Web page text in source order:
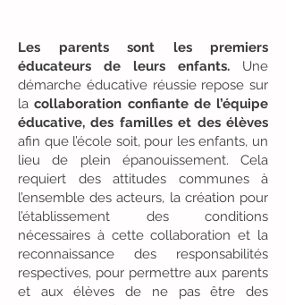
Les parents sont les premiers
éducateurs de leurs enfants. Une
démarche éducative réussie repose sur
lacollaboration confiante de l’équipe
éducative, des familles et des élèves
afin que l’école soit, pour les enfants, un
lieu de plein épanouissement. Cela
requiert des attitudes communes à
l’ensemble des acteurs, la création pour
l’établissement des conditions
nécessaires à cette collaboration et la
reconnaissance des responsabilités
respectives, pour permettre aux parents
et aux élèves de ne pas être des